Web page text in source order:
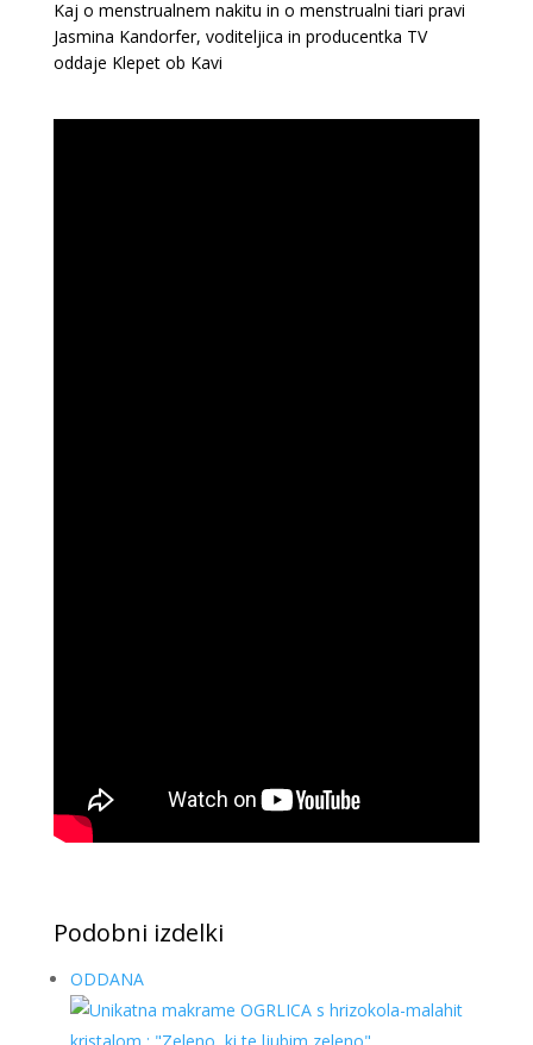
Kaj o menstrualnem nakitu in o menstrualni tiari pravi
Jasmina Kandorfer, voditeljica in producentka TV
oddaje Klepet ob Kavi
Podobni izdelki
ODDANA